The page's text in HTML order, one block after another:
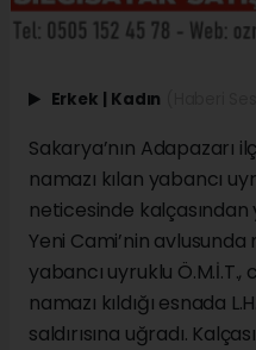
Erkek | Kadın
Sakarya’nın Adapazarı
namazı kılan yabancı
neticesinde kalçasından
Yeni Cami’nin
yabancı uyruklu
namazı kıldığı esnada
saldırısına uğradı.